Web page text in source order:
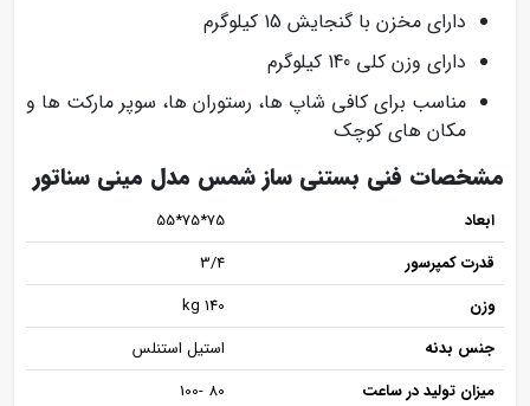
دارای مخزن با گنجایش 15 کیلوگرم
دارای وزن کلی 140 کیلوگرم
مناسب برای کافی شاپ ها، رستوران ها، سوپر مارکت ها و
مکان های کوچک
مشخصات فنی بستنی ساز شمس مدل مینی سناتور
ابعاد
75*75*55
قدرت کمپرسور
3/4
وزن
140 kg
جنس بدنه
استیل استنلس
میزان تولید در ساعت
80 -100